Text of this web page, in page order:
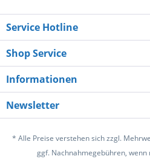
Service Hotline
Shop Service
Informationen
Newsletter
* Alle Preise verstehen sich zzgl.
ggf. Nachnahmegebühren,